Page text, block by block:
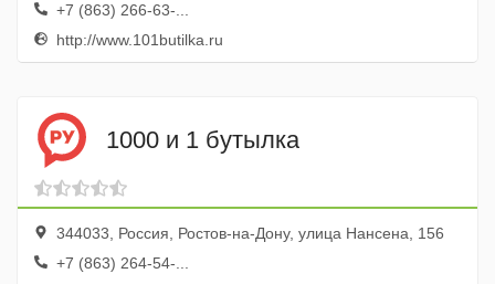
+7 (863) 266-63-...
http://www.101butilka.ru
1000 и 1 бутылка
344033, Россия, Ростов-на-Дону, улица Нансена, 156
+7 (863) 264-54-...